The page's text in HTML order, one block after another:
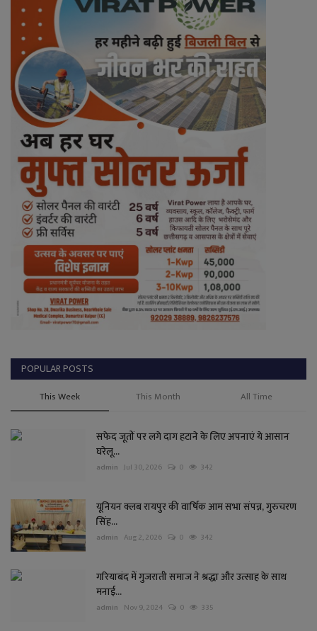
POPULAR POSTS
This Week This Month All Time
सफेद जूतों पर लगे दाग हटाने के लिए अपनाएं ये आसान
घरेलू...
admin Jul 30, 2026 0 342
यूनियन क्लब रायपुर की वार्षिक आम सभा संपन्न, गुरुचरण
सिंह...
admin Aug 2, 2026 0 342
गरियाबंद में गुजराती समाज ने श्रद्धा और उत्साह के साथ
मनाई...
admin Nov 9, 2024 0 335